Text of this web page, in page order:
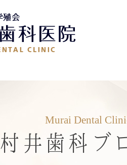
Murai Dental
村井歯科ブ